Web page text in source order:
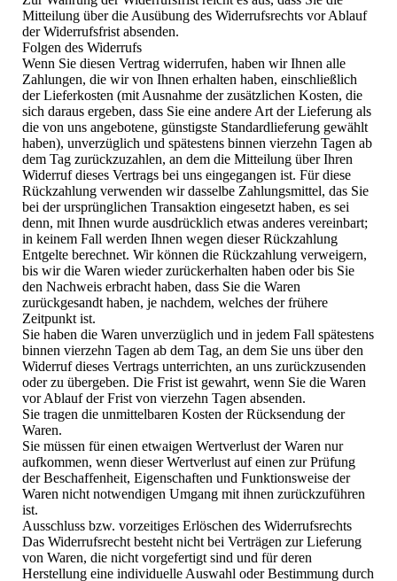
Mitteilung über die Ausübung des Widerrufsrechts vor Ablauf
der Widerrufsfrist absenden.
Folgen des Widerrufs
Wenn Sie diesen Vertrag widerrufen, haben wir Ihnen alle
Zahlungen, die wir von Ihnen erhalten haben, einschließlich
der Lieferkosten (mit Ausnahme der zusätzlichen Kosten, die
sich daraus ergeben, dass Sie eine andere Art der Lieferung als
die von uns angebotene, günstigste Standardlieferung gewählt
haben), unverzüglich und spätestens binnen vierzehn Tagen ab
dem Tag zurückzuzahlen, an dem die Mitteilung über Ihren
Widerruf dieses Vertrags bei uns eingegangen ist. Für diese
Rückzahlung verwenden wir dasselbe Zahlungsmittel, das Sie
bei der ursprünglichen Transaktion eingesetzt haben, es sei
denn, mit Ihnen wurde ausdrücklich etwas anderes vereinbart;
in keinem Fall werden Ihnen wegen dieser Rückzahlung
Entgelte berechnet. Wir können die Rückzahlung verweigern,
bis wir die Waren wieder zurückerhalten haben oder bis Sie
den Nachweis erbracht haben, dass Sie die Waren
zurückgesandt haben, je nachdem, welches der frühere
Zeitpunkt ist.
Sie haben die Waren unverzüglich und in jedem Fall spätestens
binnen vierzehn Tagen ab dem Tag, an dem Sie uns über den
Widerruf dieses Vertrags unterrichten, an uns zurückzusenden
oder zu übergeben. Die Frist ist gewahrt, wenn Sie die Waren
vor Ablauf der Frist von vierzehn Tagen absenden.
Sie tragen die unmittelbaren Kosten der Rücksendung der
Waren.
Sie müssen für einen etwaigen Wertverlust der Waren nur
aufkommen, wenn dieser Wertverlust auf einen zur Prüfung
der Beschaffenheit, Eigenschaften und Funktionsweise der
Waren nicht notwendigen Umgang mit ihnen zurückzuführen
ist.
Ausschluss bzw. vorzeitiges Erlöschen des Widerrufsrechts
Das Widerrufsrecht besteht nicht bei Verträgen zur Lieferung
von Waren, die nicht vorgefertigt sind und für deren
Herstellung eine individuelle Auswahl oder Bestimmung durch